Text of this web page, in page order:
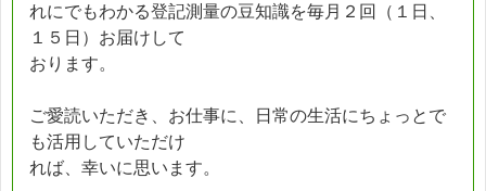
れにでもわかる登記測量の豆知識を毎月２回（１日、
１５日）お届けして
おります。
ご愛読いただき、お仕事に、日常の生活にちょっとで
も活用していただけ
れば、幸いに思います。